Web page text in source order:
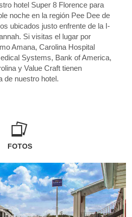
hotel Super 8 Florence para
noche en la región Pee Dee de
ubicados justo enfrente de la I-
Si visitas el lugar por
Amana, Carolina Hospital
Systems, Bank of America,
y Value Craft tienen
de nuestro hotel.
FOTOS